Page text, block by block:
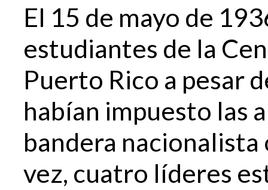
El 15 de mayo de
estudiantes de la
Puerto Rico a pesar
habían impuesto las
bandera nacionalista
vez, cuatro líderes